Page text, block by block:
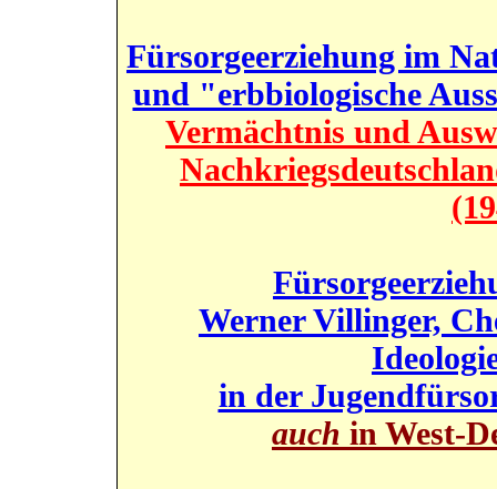
Fürsorgeerziehung im
und "erbbiologische
Vermächtnis und
Werner Villinger,
in der
auch in West-